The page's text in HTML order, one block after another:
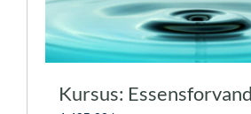
Kursus: